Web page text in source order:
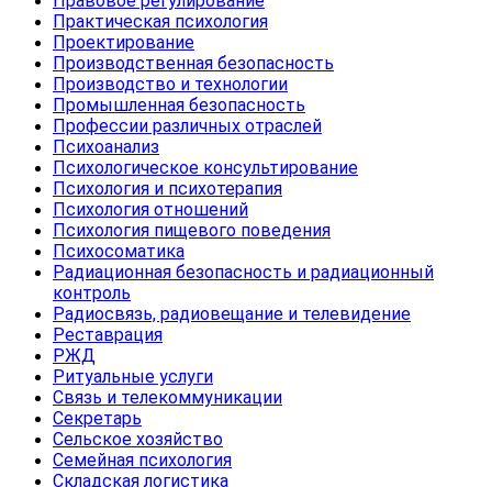
Практическая психология
Проектирование
Производственная безопасность
Производство и технологии
Промышленная безопасность
Профессии различных отраслей
Психоанализ
Психологическое консультирование
Психология и психотерапия
Психология отношений
Психология пищевого поведения
Психосоматика
Радиационная безопасность и радиационный
контроль
Радиосвязь, радиовещание и телевидение
Реставрация
РЖД
Ритуальные услуги
Связь и телекоммуникации
Секретарь
Сельское хозяйство
Семейная психология
Складская логистика